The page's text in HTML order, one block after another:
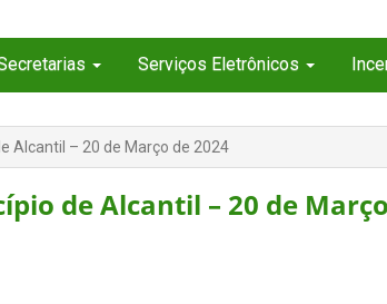
Serviços Eletrônicos
Alcantil – 20 de Março de 2024
de Alcantil – 20 de